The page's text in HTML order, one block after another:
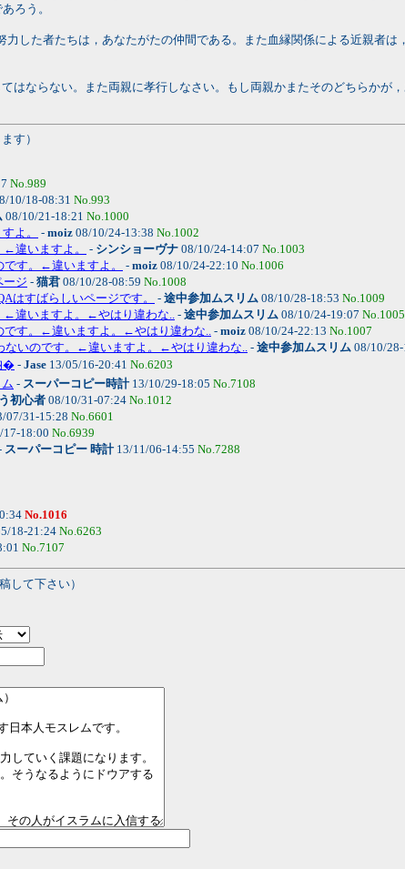
ろう。
した者たちは，あなたがたの仲間である。また血縁関係による近親者
はならない。また両親に孝行しなさい。もし両親かまたそのどちらか
す）
No.989
10/18-08:31 No.993
08/10/21-18:21 No.1000
よ。
- moiz 08/10/24-13:38 No.1002
違いますよ。
- シンショーヴナ 08/10/24-14:07 No.1003
です。←違いますよ。
- moiz 08/10/24-22:10 No.1006
ージ - 猫君 08/10/28-08:59 No.1008
はすばらしいページです。
- 途中参加ムスリム 08/10/28-18:53 No.1009
←違いますよ。←やはり違わな.. - 途中参加ムスリム 08/10/24-19:07 No.1005
です。←違いますよ。←やはり違わな.. - moiz 08/10/24-22:13 No.1007
ないのです。←違いますよ。←やはり違わな.. - 途中参加ムスリム 08/10/
- Jase 13/05/16-20:41 No.6203
- スーパーコピー時計13/10/29-18:05 No.7108
初心者 08/10/31-07:24 No.1012
07/31-15:28 No.6601
17-18:00 No.6939
スーパーコピー 時計13/11/06-14:55 No.7288
No.1016
18-21:24 No.6263
No.7107
して下さい）